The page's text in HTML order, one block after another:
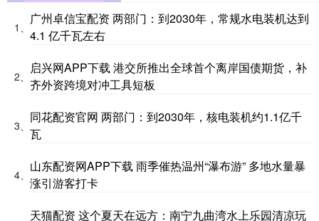
1、
广州卓信宝配资 两部门：到2030年，常规水电装机达到
4.1 亿千瓦左右
2、
启兴网APP下载 港交所推出全球首个离岸国债期货，补
齐外资跨境对冲工具短板
3、
同花配资官网 两部门：到2030年，核电装机约1.1亿千
瓦
4、
山东配资网APP下载 雨季催热温州“瀑布游” 多地水量暴
涨引游客打卡
天猫配资 这个夏天在远方：南宁九曲湾水上乐园清凉玩